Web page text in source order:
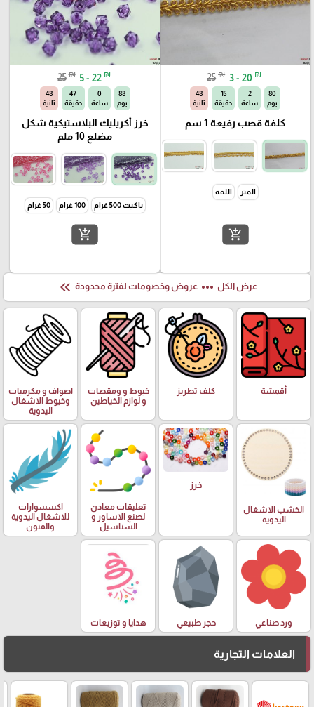
25 ₪ 3 - 20 ₪
80
يوم
2
ساعة
15
دقيقة
47
ثانية
كلفة قصب رفيعة 1 سم
المتر اللفة
add_shopping_cart
25 ₪ 5 - 22 ₪
88
يوم
0
ساعة
47
دقيقة
47
ثانية
خرز أكريليك البلاستيكية شكل
مضلع 10 ملم
باكيت 500 غرام 100 غرام 50 غرام
add_shopping_cart
عرض الكل more_horiz عروض وخصومات لفترة محدودة keyboard_double_arrow_left
أقمشة كلف تطريز
خيوط و ومقصات
و لوازم الخياطين
اصواف و مكرميات
وخيوط الاشغال
اليدوية
الخشب الاشغال
اليدوية
خرز
تعليقات معادن
لصنع الاساور و
السناسيل
اكسسوارات
للاشغال اليدوية
والفنون
ورد صناعي حجر طبيعي هدايا و توزيعات
العلامات التجارية